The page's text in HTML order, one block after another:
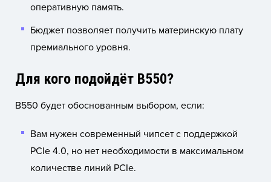
оперативную память.
Бюджет позволяет получить материнскую плату
премиального уровня.
Для кого подойдёт B550?
B550 будет обоснованным выбором, если:
Вам нужен современный чипсет с поддержкой
PCIe 4.0, но нет необходимости в максимальном
количестве линий PCIe.